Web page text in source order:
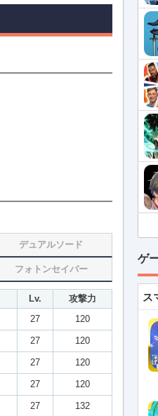
デュアルソード
フォトンセイバー
Lv.
攻撃力
27 120
27 120
27 120
27 120
27 132
ゲ
ス